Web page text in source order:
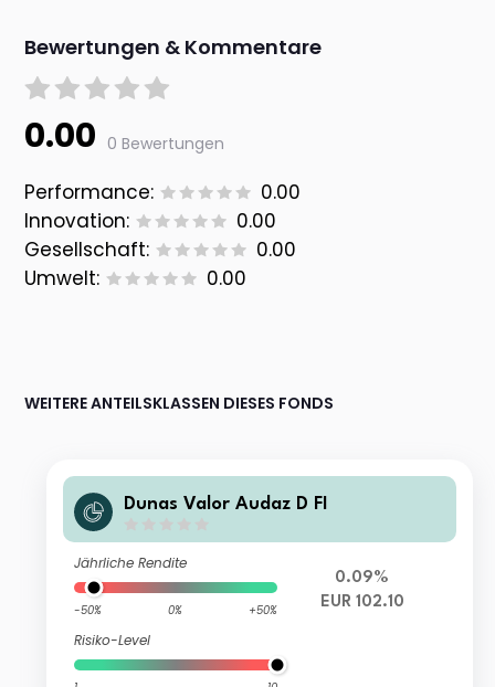
Bewertungen & Kommentare
0.00 0 Bewertungen
Performance:
0.00
Innovation:
0.00
Gesellschaft:
0.00
Umwelt:
0.00
WEITERE ANTEILSKLASSEN DIESES FONDS
Dunas Valor Audaz D FI
Jährliche Rendite
-50% 0% +50%
Risiko-Level
0.09%
EUR 102.10